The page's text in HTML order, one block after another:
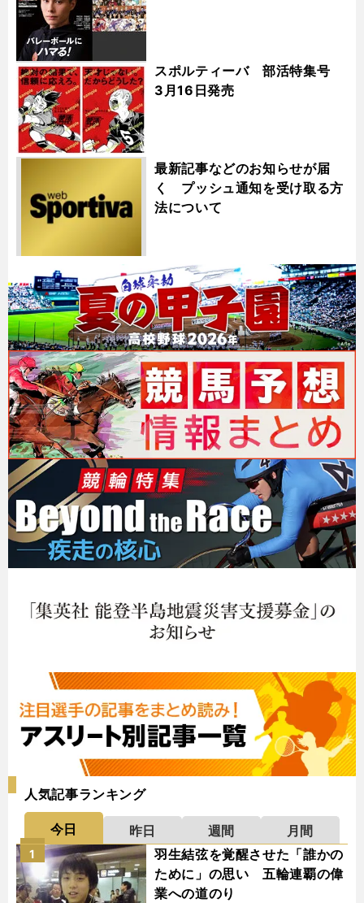
スポルティーバ 部活特集号
3月16日発売
最新記事などのお知らせが届
く プッシュ通知を受け取る方
法について
人気記事ランキング
今日 昨日 週間
月間
羽生結弦を覚醒させた「誰かの
ために」の思い 五輪連覇の偉
業への道のり
1